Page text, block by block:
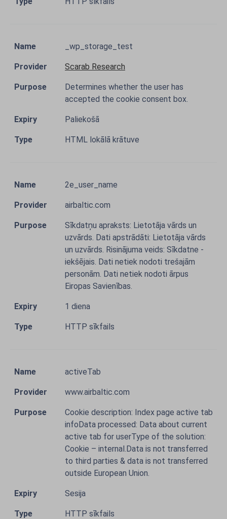
_wp_storage_test
Scarab Research
Determines whether the user has
accepted the cookie consent box.
Paliekošā
HTML lokālā krātuve
2e_user_name
airbaltic.com
Sīkdatņu apraksts: Lietotāja vārds un
uzvārds. Dati apstrādāti: Lietotāja vārds
un uzvārds. Risinājuma veids: Sīkdatne -
iekšējais. Dati netiek nodoti trešajām
personām. Dati netiek nodoti ārpus
Eiropas Savienības.
1 diena
HTTP sīkfails
activeTab
www.airbaltic.com
Cookie description: Index page active tab
infoData processed: Data about current
active tab for userType of the solution:
Cookie – internal.Data is not transferred
to third parties & data is not transferred
outside European Union.
Sesija
HTTP sīkfails